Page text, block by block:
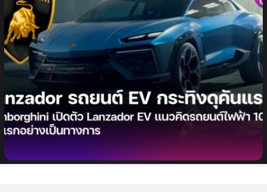
Lamborghini เปิดตัว Lanzador EV แนวคิด
รถยนต์ไฟฟ้า 100% คันแรกอย่างเป็นทางการ